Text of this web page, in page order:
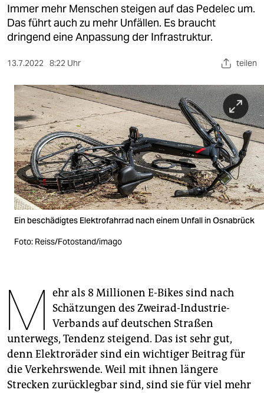
kultur
sport
berlin
nord
wahrheit
verlag
verlag
veranstaltungen
shop
genossenschaft
epaper login
Immer mehr Menschen steigen auf das Pedelec um.
Das führt auch zu mehr Unfällen. Es braucht
dringend eine Anpassung der Infrastruktur.
13.7.2022 8:22 Uhr teilen
Ein beschädigtes Elektrofahrrad nach einem Unfall in Osnabrück
Foto: Reiss/Fotostand/imago
M ehr als 8 Millionen E-Bikes sind nach
Schätzungen des Zweirad-Industrie-
Verbands auf deutschen Straßen
unterwegs, Tendenz steigend. Das ist sehr gut,
denn Elektroräder sind ein wichtiger Beitrag für
die Verkehrswende. Weil mit ihnen längere
Strecken zurücklegbar sind, sind sie für viel mehr